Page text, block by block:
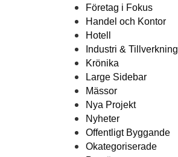
Företag i Fokus
Handel och Kontor
Hotell
Industri & Tillverkning
Krönika
Large Sidebar
Mässor
Nya Projekt
Nyheter
Offentligt Byggande
Okategoriserade